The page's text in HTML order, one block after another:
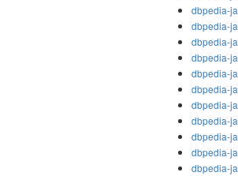
dbpedia-ja
dbpedia-ja
dbpedia-ja
dbpedia-ja
dbpedia-ja
dbpedia-ja
dbpedia-ja
dbpedia-ja
dbpedia-ja
dbpedia-ja
dbpedia-ja